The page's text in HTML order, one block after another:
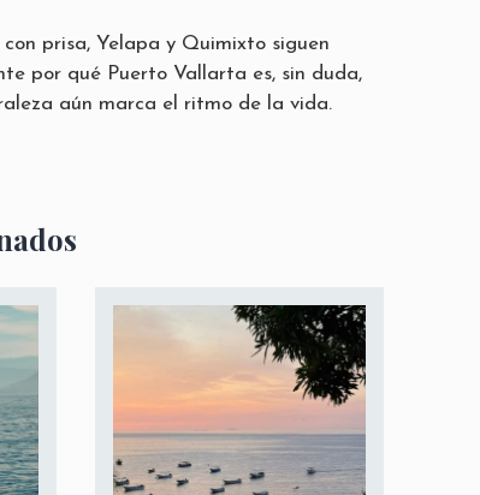
prisa, Yelapa y Quimixto siguen
por qué Puerto Vallarta es, sin duda,
aún marca el ritmo de la vida.